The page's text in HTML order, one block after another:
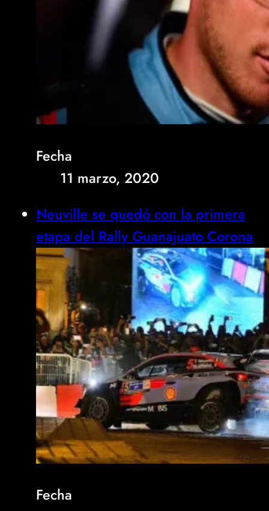
Fecha
11 marzo, 2020
Neuville se quedó con la primera
etapa del Rally Guanajuato Corona
Fecha